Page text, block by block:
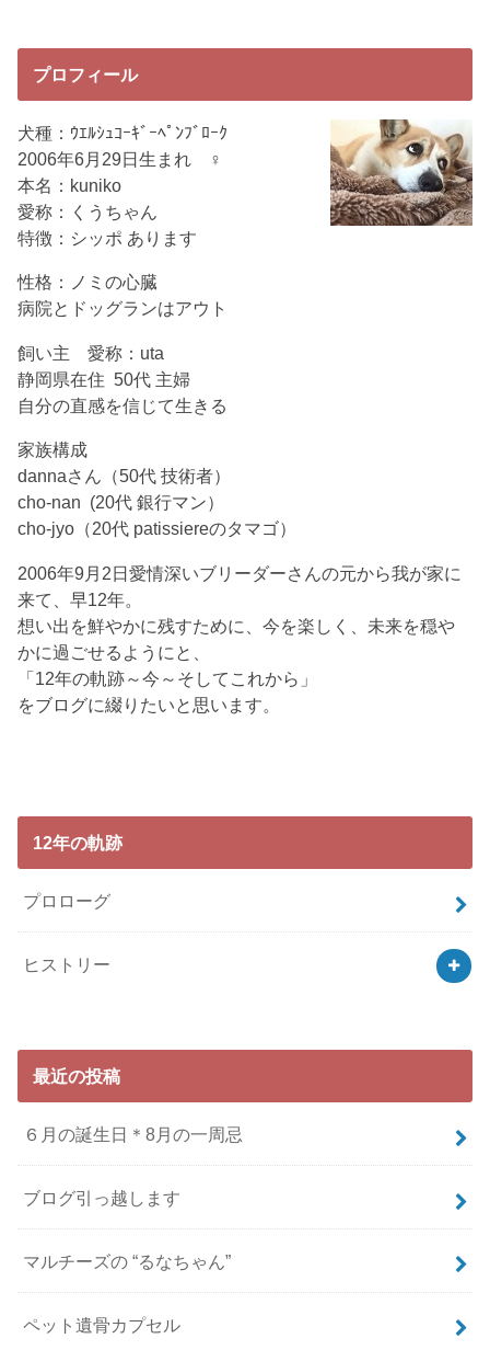
プロフィール
犬種：ｳｴﾙｼｭｺｰｷﾞｰﾍﾟﾝﾌﾞﾛｰｸ
2006年6月29日生まれ ♀
本名：kuniko
愛称：くうちゃん
特徴：シッポ あります
性格：ノミの心臓
病院とドッグランはアウト
飼い主 愛称：uta
静岡県在住 50代 主婦
自分の直感を信じて生きる
家族構成
dannaさん（50代 技術者）
cho-nan (20代 銀行マン）
cho-jyo（20代 patissiereのタマゴ）
2006年9月2日愛情深いブリーダーさんの元から我が家に
来て、早12年。
想い出を鮮やかに残すために、今を楽しく、未来を穏や
かに過ごせるようにと、
「12年の軌跡～今～そしてこれから」
をブログに綴りたいと思います。
12年の軌跡
プロローグ
ヒストリー
最近の投稿
６月の誕生日＊8月の一周忌
ブログ引っ越します
マルチーズの “るなちゃん”
ペット遺骨カプセル